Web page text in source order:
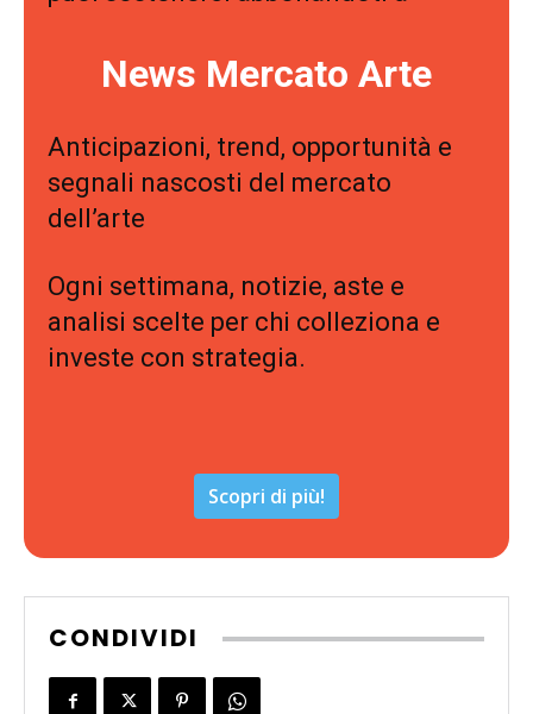
News Mercato Arte
Anticipazioni, trend, opportunità e
segnali nascosti del mercato
dell’arte
Ogni settimana, notizie, aste e
analisi scelte per chi colleziona e
investe con strategia.
Scopri di più!
CONDIVIDI